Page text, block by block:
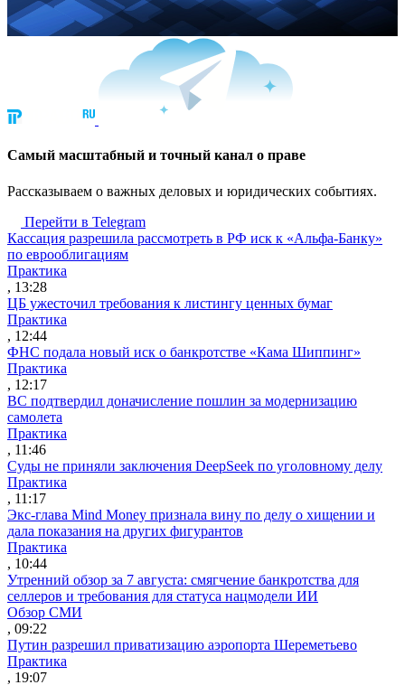
Cамый масштабный и точный канал о праве
Рассказываем о важных деловых и юридических событиях.
Перейти в Telegram
Кассация разрешила рассмотреть в РФ иск к «Альфа-Банку»
по еврооблигациям
Практика
, 13:28
ЦБ ужесточил требования к листингу ценных бумаг
Практика
, 12:44
ФНС подала новый иск о банкротстве «Кама Шиппинг»
Практика
, 12:17
ВС подтвердил доначисление пошлин за модернизацию
самолета
Практика
, 11:46
Суды не приняли заключения DeepSeek по уголовному делу
Практика
, 11:17
Экс-глава Mind Money признала вину по делу о хищении и
дала показания на других фигурантов
Практика
, 10:44
Утренний обзор за 7 августа: смягчение банкротства для
селлеров и требования для статуса нацмодели ИИ
Обзор СМИ
, 09:22
Путин разрешил приватизацию аэропорта Шереметьево
Практика
, 19:07